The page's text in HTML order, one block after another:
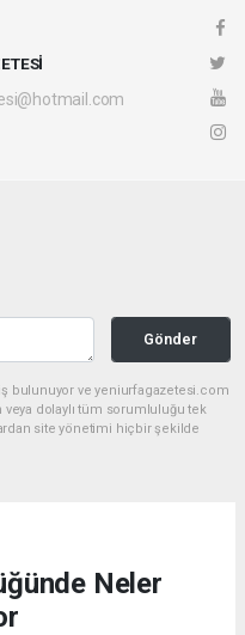
Gönder
bulunuyor ve yeniurfagazetesi.com
veya dolaylı tüm sorumluluğu tek
site yönetimi hiçbir şekilde
Neler